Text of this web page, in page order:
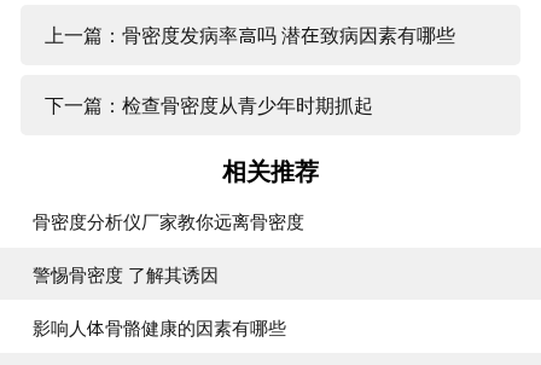
上一篇：骨密度发病率高吗 潜在致病因素有哪些
下一篇：检查骨密度从青少年时期抓起
相关推荐
骨密度分析仪厂家教你远离骨密度
警惕骨密度 了解其诱因
影响人体骨骼健康的因素有哪些